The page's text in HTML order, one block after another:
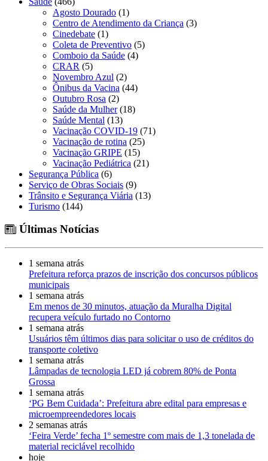
Agosto Dourado (1)
Centro de Atendimento da Criança (3)
Cinedebate (1)
Coleta de Preventivo (5)
Comboio da Saúde (4)
CRAR (5)
Novembro Azul (2)
Ônibus da Vacina (44)
Outubro Rosa (2)
Saúde da Mulher(18)
Saúde Mental (13)
Vacinação COVID-19 (71)
Vacinação de rotina (25)
Vacinação GRIPE (15)
Vacinação Pediátrica (21)
Segurança Pública (6)
Serviço de Obras Sociais (9)
Trânsito e Segurança Viária (13)
Turismo (144)
Últimas Notícias
1 semana atrás
Prefeitura reforça prazos de inscrição dos concursos públicos
municipais
1 semana atrás
Em menos de 30 minutos, atuação da Muralha Digital
recupera veículo furtado no Contorno
1 semana atrás
Usuários têm últimos dias para solicitar o uso de créditos do
transporte coletivo
1 semana atrás
Lâmpadas de tecnologia LED já cobrem 80% de Ponta
Grossa
1 semana atrás
‘PG Bem Cuidada’: Prefeitura abre edital para empresas e
microempreendedores locais
2 semanas atrás
‘Feira Verde’ fecha 1º semestre com mais de 1,3 tonelada de
material reciclável recolhido
hoje